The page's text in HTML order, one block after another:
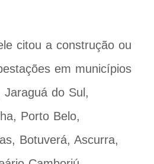
citou a construção ou
em municípios
Jaraguá do Sul,
Porto Belo,
Botuverá, Ascurra,